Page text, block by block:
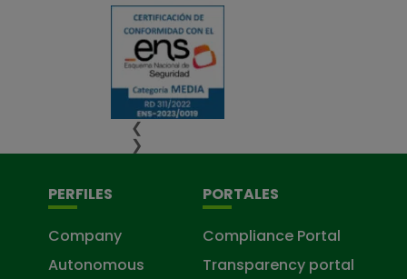
❮
❯
PERFILES
Company
Autonomous
PORTALES
Compliance Portal
Transparency portal